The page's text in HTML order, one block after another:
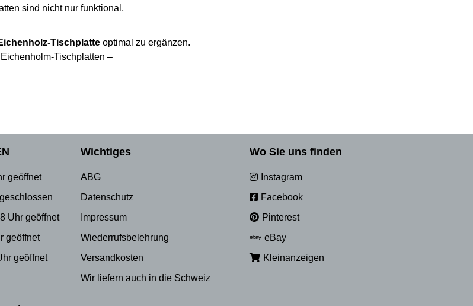
sind nicht nur funktional,
Tischplatte optimal zu ergänzen.
Tischplatten –
geöffnet
Uhr geöffnet
geöffnet
geöffnet
Wichtiges
ABG
Datenschutz
Impressum
Wiederrufsbelehrung
Versandkosten
Wir liefern auch in die Schweiz
Wo Sie uns finden
Instagram
Facebook
Pinterest
eBay
Kleinanzeigen